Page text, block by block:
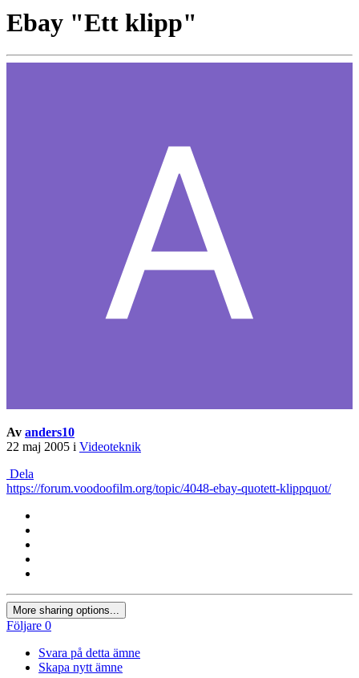
Ebay "Ett klipp"
Av anders10
22 maj 2005 i Videoteknik
Dela
https://forum.voodoofilm.org/topic/4048-ebay-quotett-klippquot/
More sharing options...
Följare 0
Svara på detta ämne
Skapa nytt ämne